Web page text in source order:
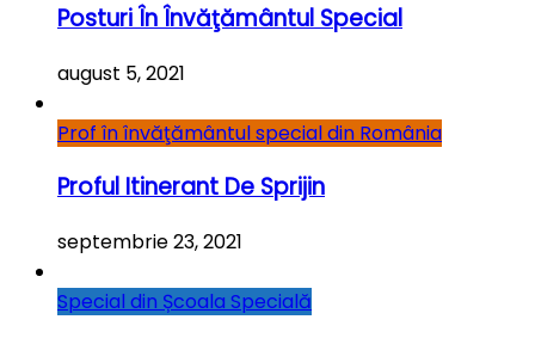
Posturi În Învăţământul Special
august 5, 2021
Prof în învăţământul special din România
Proful Itinerant De Sprijin
septembrie 23, 2021
Special din Școala Specială